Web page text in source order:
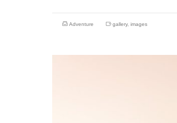
Adventure gallery, images